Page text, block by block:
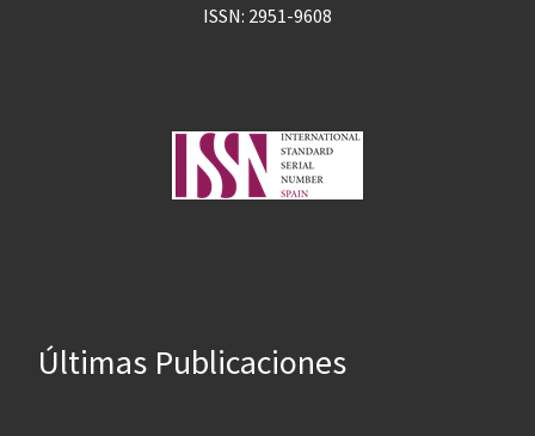
ISSN: 2951-9608
Últimas Publicaciones